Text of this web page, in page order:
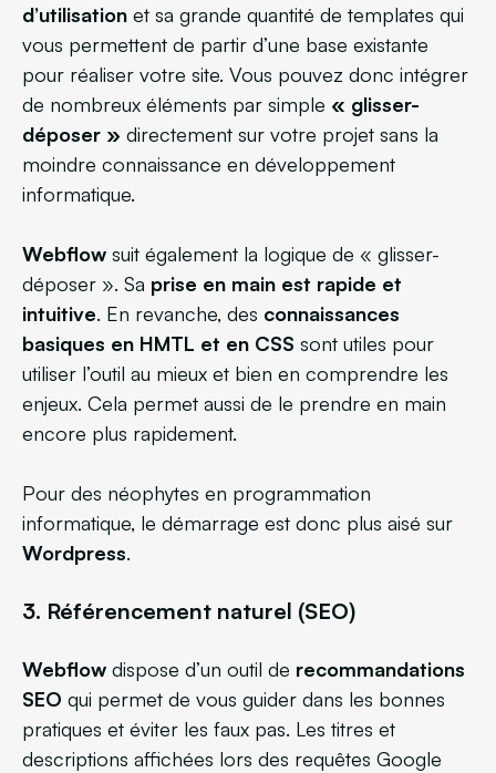
d’utilisation et sa grande quantité de templates qui
vous permettent de partir d’une base existante
pour réaliser votre site. Vous pouvez donc intégrer
de nombreux éléments par simple « glisser-
déposer » directement sur votre projet sans la
moindre connaissance en développement
informatique.
Webflow suit également la logique de « glisser-
déposer ». Sa prise en main est rapide et
intuitive. En revanche, des connaissances
basiques en HMTL et en CSS sont utiles pour
utiliser l’outil au mieux et bien en comprendre les
enjeux. Cela permet aussi de le prendre en main
encore plus rapidement.
Pour des néophytes en programmation
informatique, le démarrage est donc plus aisé sur
Wordpress.
3. Référencement naturel (SEO)
Webflow dispose d’un outil de recommandations
SEO qui permet de vous guider dans les bonnes
pratiques et éviter les faux pas. Les titres et
descriptions affichées lors des requêtes Google